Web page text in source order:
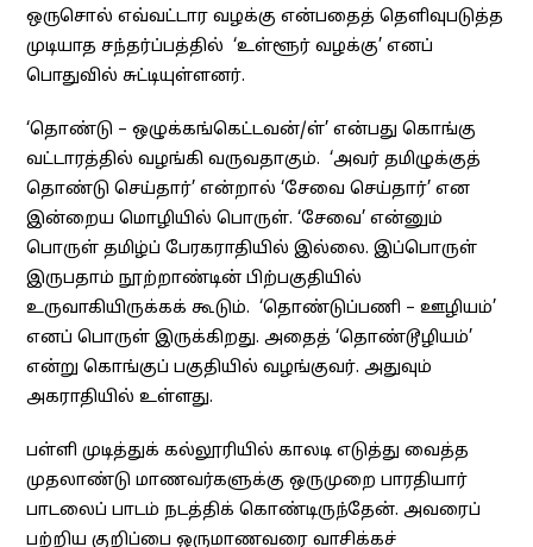
ஒருசொல் எவ்வட்டார வழக்கு என்பதைத் தெளிவுபடுத்த
முடியாத சந்தர்ப்பத்தில் ‘உள்ளூர் வழக்கு’ எனப்
பொதுவில் சுட்டியுள்ளனர்.
‘தொண்டு – ஒழுக்கங்கெட்டவன்/ள்’ என்பது கொங்கு
வட்டாரத்தில் வழங்கி வருவதாகும். ‘அவர் தமிழுக்குத்
தொண்டு செய்தார்’ என்றால் ‘சேவை செய்தார்’ என
இன்றைய மொழியில் பொருள். ‘சேவை’ என்னும்
பொருள் தமிழ்ப் பேரகராதியில் இல்லை. இப்பொருள்
இருபதாம் நூற்றாண்டின் பிற்பகுதியில்
உருவாகியிருக்கக் கூடும். ‘தொண்டுப்பணி – ஊழியம்’
எனப் பொருள் இருக்கிறது. அதைத் ‘தொண்டூழியம்’
என்று கொங்குப் பகுதியில் வழங்குவர். அதுவும்
அகராதியில் உள்ளது.
பள்ளி முடித்துக் கல்லூரியில் காலடி எடுத்து வைத்த
முதலாண்டு மாணவர்களுக்கு ஒருமுறை பாரதியார்
பாடலைப் பாடம் நடத்திக் கொண்டிருந்தேன். அவரைப்
பற்றிய குறிப்பை ஒருமாணவரை வாசிக்கச்